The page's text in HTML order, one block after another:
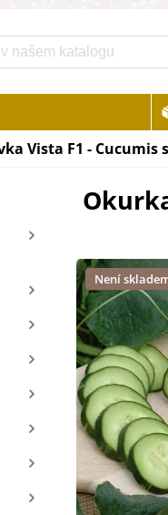
Vista F1 - Cucumis
Není